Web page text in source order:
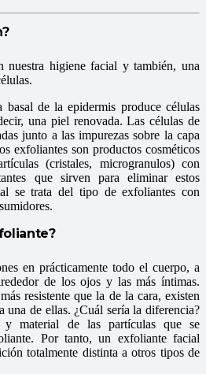
nuestra higiene facial y también, una
basal de la epidermis produce células
una piel renovada. Las células de
junto a las impurezas sobre la capa
exfoliantes son productos cosméticos
(cristales, microgranulos) con
que sirven para eliminar estos
se trata del tipo de exfoliantes con
en prácticamente todo el cuerpo, a
de los ojos y las más íntimas.
resistente que la de la cara, existen
una de ellas. ¿Cuál sería la diferencia?
y material de las partículas que se
Por tanto, un exfoliante facial
totalmente distinta a otros tipos de